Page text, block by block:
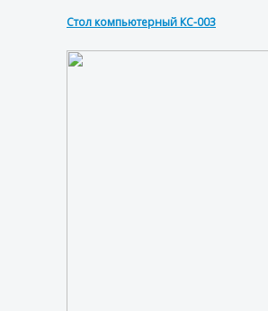
Стол компьютерный КС-003